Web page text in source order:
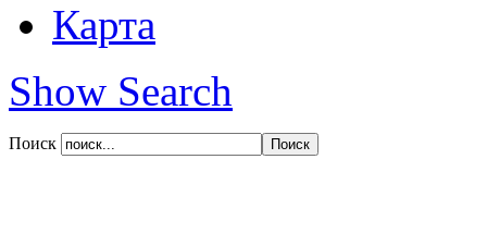
Карта
Show Search
Поиск